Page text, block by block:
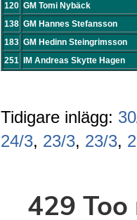
120 GM Tomi Nybäck
138 GM Hannes Stefansson
183 GM Hedinn Steingrimsson
251
IM Andreas Skytte Hagen
Tidigare inlägg:
24/3, 23/3, 23/3,